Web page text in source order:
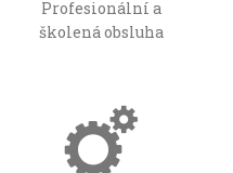
Profesionální a
školená obsluha